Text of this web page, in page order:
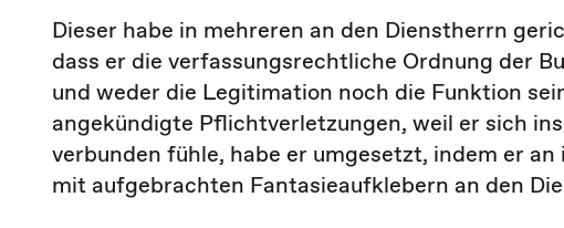
Dieser habe in mehreren an den Dienstherrn
dass er die verfassungsrechtliche Ordnung der
und weder die Legitimation noch die Funktion
angekündigte Pflichtverletzungen, weil er sich
verbunden fühle, habe er umgesetzt, indem er
mit aufgebrachten Fantasieaufklebern an den